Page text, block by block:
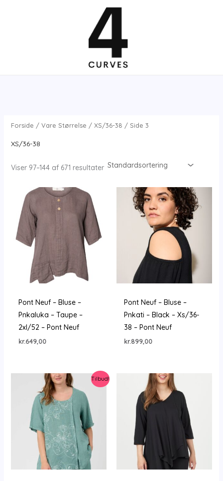
Forside / Vare Størrelse / XS/36-38 / Side 3
XS/36-38
Viser 97–144 af 671 resultater
Pont Neuf – Bluse –
Pnkaluka – Taupe –
2xl/52 – Pont Neuf
kr.649,00
Pont Neuf – Bluse –
Pnkati – Black – Xs/36-
38 – Pont Neuf
kr.899,00
Tilbud!